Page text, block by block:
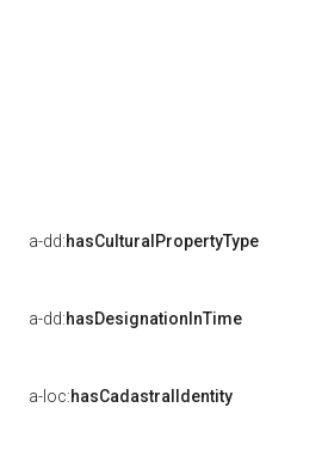
a-dd:hasCulturalPropertyType
a-dd:hasDesignationInTime
a-loc:hasCadastralIdentity